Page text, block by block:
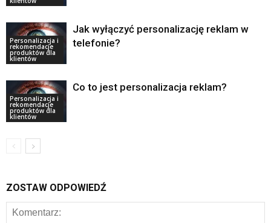
Personalizacja i
rekomendacje
produktów dla
klientów
Jak wyłączyć personalizację reklam w
telefonie?
Personalizacja i
rekomendacje
produktów dla
klientów
Co to jest personalizacja reklam?
ZOSTAW ODPOWIEDŹ